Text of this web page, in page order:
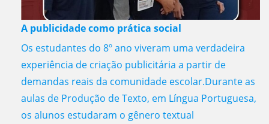
A publicidade como prática social
Os estudantes do 8º ano viveram uma verdadeira
experiência de criação publicitária a partir de
demandas reais da comunidade escolar.Durante as
aulas de Produção de Texto, em Língua Portuguesa,
os alunos estudaram o gênero textual